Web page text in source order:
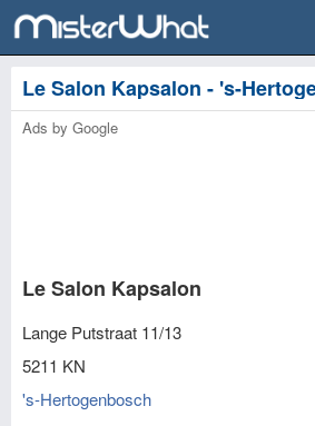
Le Salon Kapsalon - 's-
Ads by Google
Le Salon Kapsalon
Lange Putstraat 11/13
5211 KN
's-Hertogenbosch